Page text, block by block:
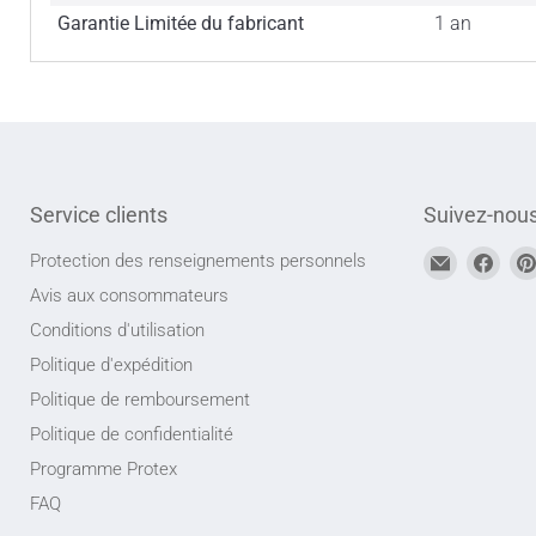
Garantie Limitée du fabricant 1 an
Service clients
Protection des renseignements personnels
Avis aux consommateurs
Conditions d'utilisation
Politique d'expédition
Politique de remboursement
Politique de confidentialité
Programme Protex
FAQ
Suivez-
Trouvez-